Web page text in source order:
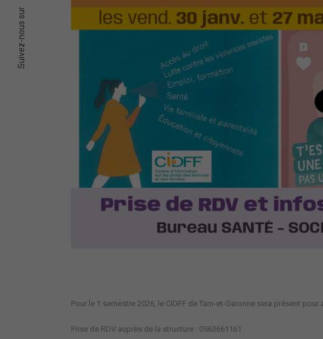
Suivez-nous sur
Pour le 1 semestre 2026, le CIDFF de Tarn-et-Garonne sera présent
Prise de RDV auprès de la structure : 0563661161.